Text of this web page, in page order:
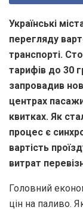
Українські
перегляду
транспорті.
тарифів до 30
запровадив
центрах
квитках. Як
процес є
вартість
витрат
Головний
цін на паливо.